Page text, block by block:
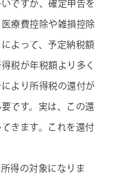
ですが、確定申告を
療費控除や雑損控除
よって、予定納税額
税が年税額より多く
より所得税の還付が
です。実は、この還
きます。これを還付
得の対象になりま